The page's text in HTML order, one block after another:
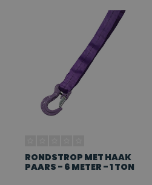
RONDSTROP MET HAAK
PAARS - 6 METER - 1 TON